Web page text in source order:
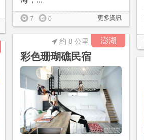
更多資訊
7 0
澎湖
彩色珊瑚礁民宿
約 8 公里